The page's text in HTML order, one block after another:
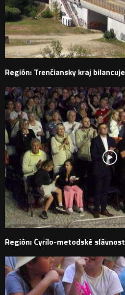
Región: Trenčiansky kraj bilancuje
Región: Cyrilo-metodské